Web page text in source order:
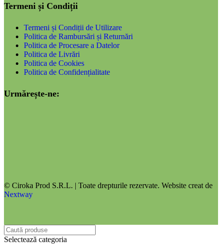
Termeni și Condiții
Termeni și Condiții de Utilizare
Politica de Rambursări și Returnări
Politica de Procesare a Datelor
Politica de Livrări
Politica de Cookies
Politica de Confidențialitate
Urmărește-ne:
© Ciroka Prod S.R.L. | Toate drepturile rezervate. Website creat de
Nextway
Selectează categoria